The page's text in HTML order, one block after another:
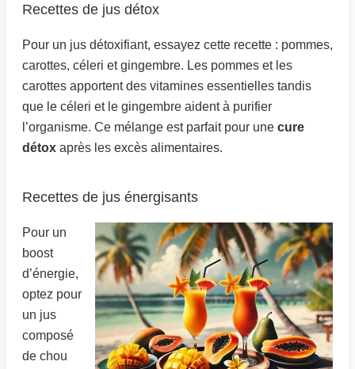
Recettes de jus détox
Pour un jus détoxifiant, essayez cette recette : pommes,
carottes, céleri et gingembre. Les pommes et les
carottes apportent des vitamines essentielles tandis
que le céleri et le gingembre aident à purifier
l’organisme. Ce mélange est parfait pour une cure
détox après les excès alimentaires.
Recettes de jus énergisants
Pour un
boost
d’énergie,
optez pour
un jus
composé
de chou